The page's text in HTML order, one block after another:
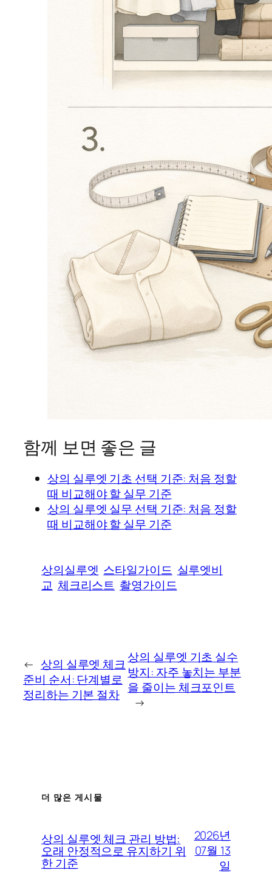
함께 보면 좋은 글
상의 실루엣 기초 선택 기준: 처음 정할
때 비교해야 할 실무 기준
상의 실루엣 실무 선택 기준: 처음 정할
때 비교해야 할 실무 기준
상의실루엣 스타일가이드 실루엣비
교 체크리스트 촬영가이드
← 상의 실루엣 체크
준비 순서: 단계별로
정리하는 기본 절차
상의 실루엣 기초 실수
방지: 자주 놓치는 부분
을 줄이는 체크포인트
→
더 많은 게시물
상의 실루엣 체크 관리 방법:
오래 안정적으로 유지하기 위
한 기준
2026년
07월 13
일